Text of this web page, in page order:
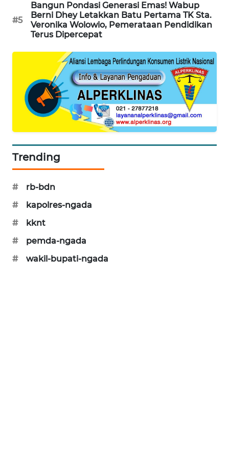
#5
Bangun Pondasi Generasi Emas! Wabup
Berni Dhey Letakkan Batu Pertama TK Sta.
Veronika Wolowio, Pemerataan Pendidikan
Terus Dipercepat
Trending
#
rb-bdn
#
kapolres-ngada
#
kknt
#
pemda-ngada
#
wakil-bupati-ngada
CILEUNGSI
NEWS
BERAMPU
NEWS
NEWS
ID
PERAPKI
NEWS
ASA